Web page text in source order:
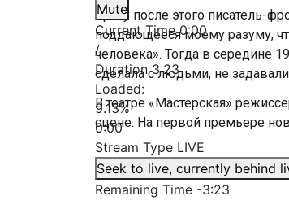
Mute
Current Time0:00
/
Duration3:23
Loaded:
9.13%
0:00
Stream Type LIVE
Seek to live, currently behind
Remaining Time -3:23
Сразу после этого писатель-
поддающееся моему разуму,
человека». Тогда в середине
сделала с людьми, не
В театре «Мастерская»
сцене. На первой премьере